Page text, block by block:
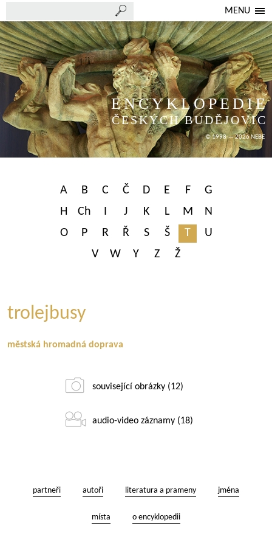
MENU
ENCYKLOPEDIE
ČESKÝCH BUDĚJOVIC
© 1998 — 2026 NEBE
A B C Č D E F
G
H
Ch I J K L M
N
O
P R Ř S Š T
U
V
W Y Z Ž
trolejbusy
městská hromadná doprava
související obrázky (12)
audio-video záznamy (18)
partneři autoři literatura a prameny jména
místa o encyklopedii